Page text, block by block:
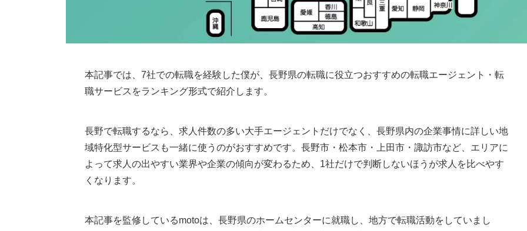
本記事では、7社での転職を経験した僕が、長野県の転職に役立つおすすめの転職エージェント・転
職サービスをランキング形式で紹介します。
長野で転職するなら、求人件数の多い大手エージェントだけでなく、長野県内の企業事情に詳しい地
域特化型サービスも一緒に使うのがおすすめです。長野市・松本市・上田市・諏訪市など、エリアに
よって求人の出やすい業界や企業の傾向が変わるため、1社だけで判断しないほうが求人を比べやす
くなります。
本記事を監修しているmotoは、長野県のホームセンターに就職し、地方で転職活動をしていまし